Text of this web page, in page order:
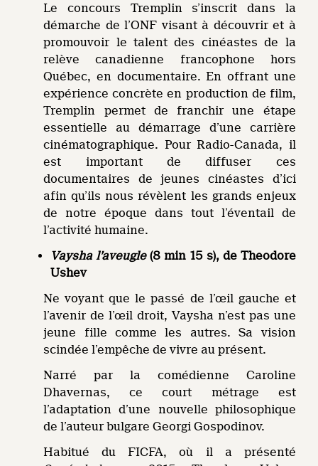
Le concours Tremplin s’inscrit dans la
démarche de l’ONF visant à découvrir et à
promouvoir le talent des cinéastes de la
relève canadienne francophone hors
Québec, en documentaire. En offrant une
expérience concrète en production de film,
Tremplin permet de franchir une étape
essentielle au démarrage d’une carrière
cinématographique. Pour Radio-Canada, il
est important de diffuser ces
documentaires de jeunes cinéastes d’ici
afin qu’ils nous révèlent les grands enjeux
de notre époque dans tout l’éventail de
l’activité humaine.
Vaysha l’aveugle(8 min 15 s), de Theodore
Ushev
Ne voyant que le passé de l’œil gauche et
l’avenir de l’œil droit, Vaysha n’est pas une
jeune fille comme les autres. Sa vision
scindée l’empêche de vivre au présent.
Narré par la comédienne Caroline
Dhavernas, ce court métrage est
l’adaptation d’une nouvelle philosophique
de l’auteur bulgare Georgi Gospodinov.
Habitué du FICFA, où il a présenté